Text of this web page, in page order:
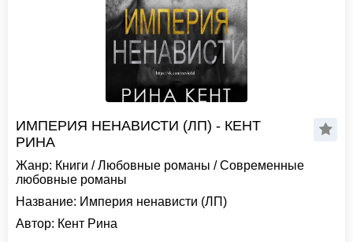
ИМПЕРИЯ НЕНАВИСТИ (ЛП) - КЕНТ
РИНА
Жанр: Книги /Любовные романы /Современные
любовные романы
Название: Империя ненависти (ЛП)
Автор: Кент Рина